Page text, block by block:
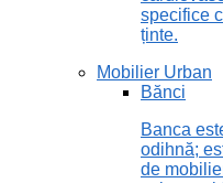
specifice
ținte.
Mobilier Urban
Bănci
Banca
odihnă;
de